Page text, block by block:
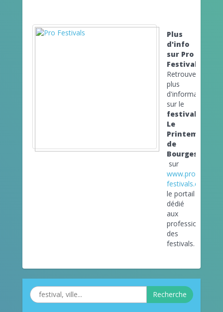
Plus
d'info
sur Pro
Festivals
Retrouvez
plus
d'informations
sur le
festival
Le
Printemps
de
Bourges
sur
www.pro-
festivals.com
le portail
dédié
aux
professionnels
des
festivals.
Recherche